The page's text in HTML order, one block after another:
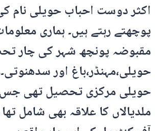
اکثر دوست احباب حویلی نام
پوچھتے رہتے ہیں۔ ہماری
مقبوضہ پونچھ شہر کی چار
حویلی،مہنڈر،باغ اور
حویلی مرکزی تحصیل تھی جس
ملدیالاں کا علاقہ بھی شامل